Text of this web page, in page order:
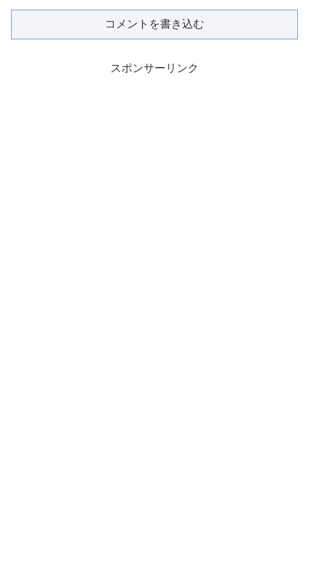
コメントを書き込む
スポンサーリンク